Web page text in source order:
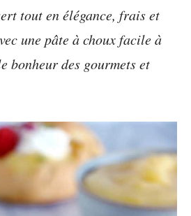
tout en élégance, frais et
une pâte à choux facile à
bonheur des gourmets et